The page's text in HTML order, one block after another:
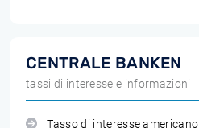
CENTRALE BANKEN
tassi di interesse e informazioni
Tasso di interesse americano